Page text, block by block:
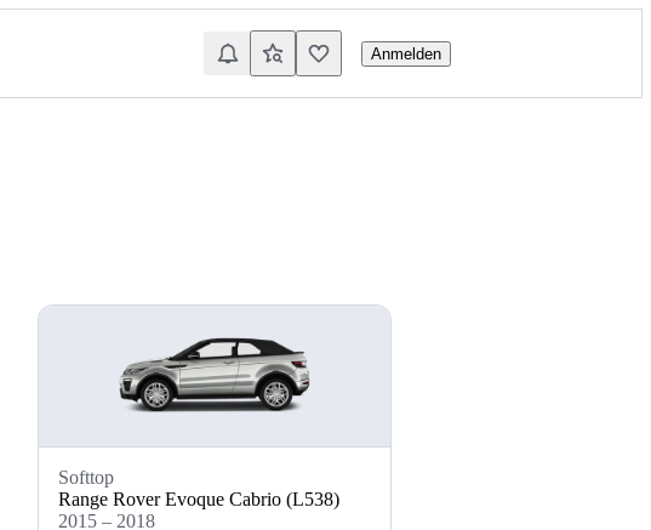
Anmelden
Softtop
Range Rover Evoque Cabrio (L538)
2015 – 2018